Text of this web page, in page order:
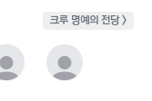
크루 명예의 전당 >
저를 실시간으로 반영.
은 순